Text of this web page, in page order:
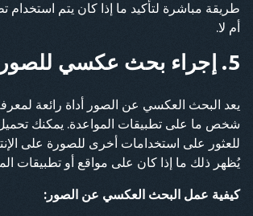
طريقة مباشرة لتأكيد ما إذا كان يتم استخدام
أم لا.
5. إجراء بحث عكسي للصور
يعد البحث العكسي عن الصور أداة رائعة
شخص ما على تطبيقات المواعدة. يمكنك
للعثور على استخدامات أخرى للصورة على
يُظهر ذلك ما إذا كان على مواقع أو تطبيقات
كيفية عمل البحث العكسي عن الصور: